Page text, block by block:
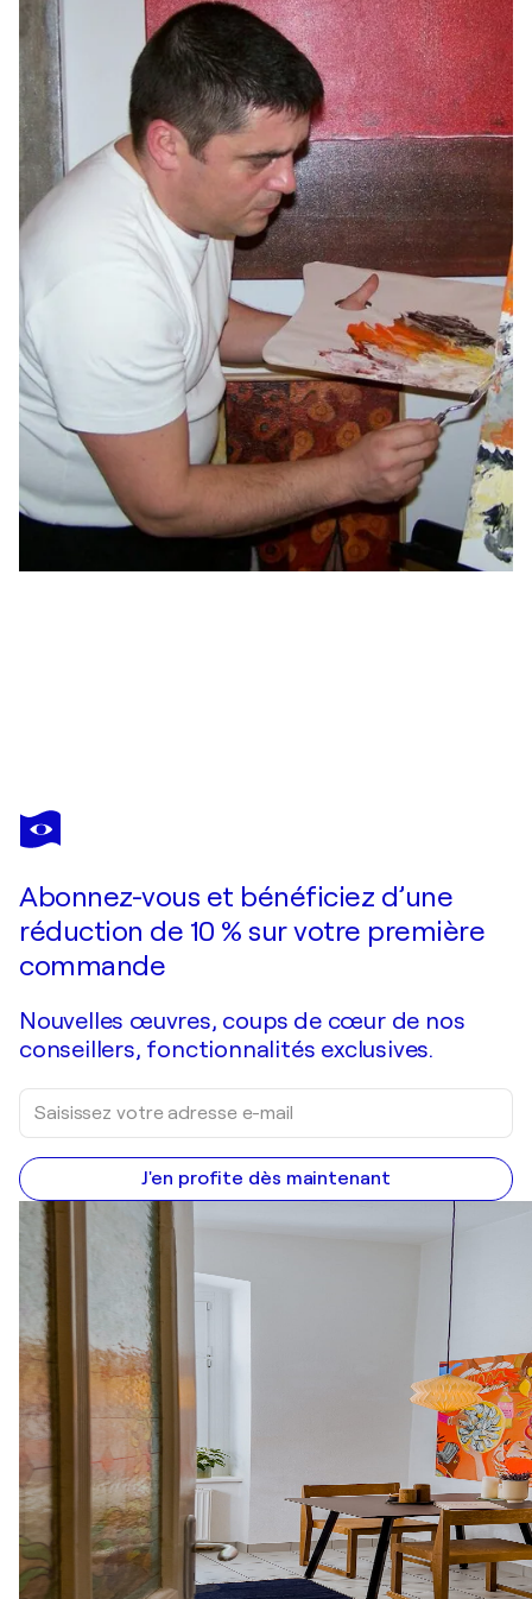
HERVÉ SOUFFI
Tempête de bleu
Abonnez-vous et bénéficiez d’une
réduction de 10 % sur votre première
commande
Nouvelles œuvres, coups de cœur de nos
conseillers, fonctionnalités exclusives.
J'en profite dès maintenant